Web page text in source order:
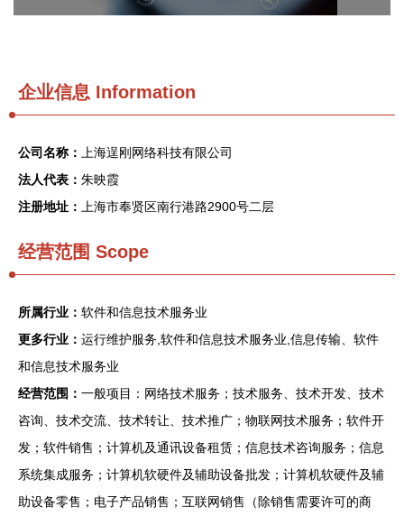
企业信息 Information
公司名称：
上海逞刚网络科技有限公司
法人代表： 朱映霞
注册地址：
上海市奉贤区南行港路2900号二层
经营范围 Scope
所属行业： 软件和信息技术服务业
更多行业： 运行维护服务,软件和信息技术服务业,信息传输、软件
和信息技术服务业
经营范围： 一般项目：网络技术服务；技术服务、技术开发、技术
咨询、技术交流、技术转让、技术推广；物联网技术服务；软件开
发；软件销售；计算机及通讯设备租赁；信息技术咨询服务；信息
系统集成服务；计算机软硬件及辅助设备批发；计算机软硬件及辅
助设备零售；电子产品销售；互联网销售（除销售需要许可的商